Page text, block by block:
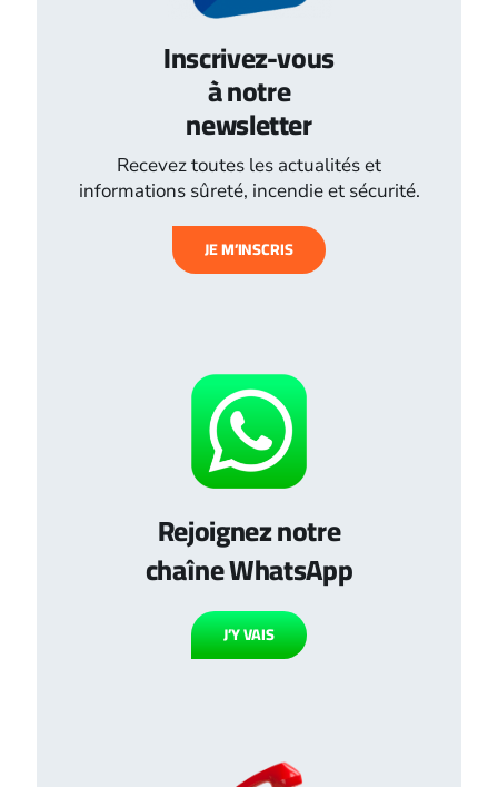
Inscrivez-vous
à notre
newsletter
Recevez toutes les actualités et
informations sûreté, incendie et sécurité.
JE M’INSCRIS
Rejoignez notre
chaîne WhatsApp
J’Y VAIS